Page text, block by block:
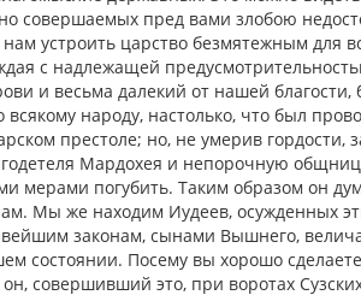
совершаемых пред вами злобою
устроить царство безмятежным для
с надлежащей
и весьма далекий от нашей благости,
всякому народу, настолько, что был
престоле; но, не умерив
Мардохея и непорочную
мерами погубить. Таким образом он
Мы же находим Иудеев, осужденных
законам, сынами Вышнего,
состоянии. Посему вы хорошо
совершивший это, при воротах